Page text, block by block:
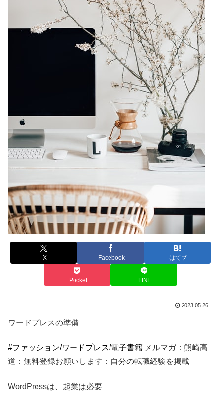
X Facebook はてブ
Pocket LINE
2023.05.26
ワードプレスの準備
#ファッション/ワードプレス/電子書籍 メルマガ：熊崎高
道：無料登録お願いします：自分の転職経験を掲載
WordPressは、起業は必要